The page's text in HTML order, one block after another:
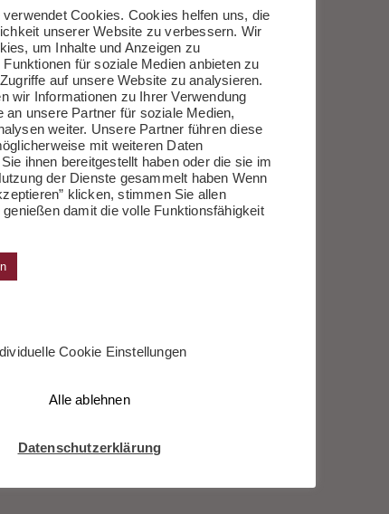
verwendet Cookies. Cookies helfen uns, die
unserer Website zu verbessern. Wir
um Inhalte und Anzeigen zu
für soziale Medien anbieten zu
auf unsere Website zu analysieren.
wir Informationen zu Ihrer Verwendung
an unsere Partner für soziale Medien,
weiter. Unsere Partner führen diese
mit weiteren Daten
ihnen bereitgestellt haben oder die sie im
der Dienste gesammelt haben Wenn
klicken, stimmen Sie allen
damit die volle Funktionsfähigkeit
Cookie Einstellungen
Alle ablehnen
Datenschutzerklärung